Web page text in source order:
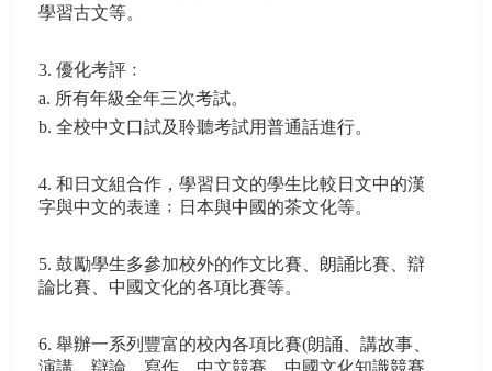
學習古文等。
3. 優化考評﹕
a. 所有年級全年三次考試。
b. 全校中文口試及聆聽考試用普通話進行。
4. 和日文組合作，學習日文的學生比較日文中的漢
字與中文的表達﹔日本與中國的茶文化等。
5. 鼓勵學生多參加校外的作文比賽、朗誦比賽、辯
論比賽、中國文化的各項比賽等。
6. 舉辦一系列豐富的校內各項比賽(朗誦、講故事、
演講、辯論、寫作、中文競賽、中國文化知識競賽